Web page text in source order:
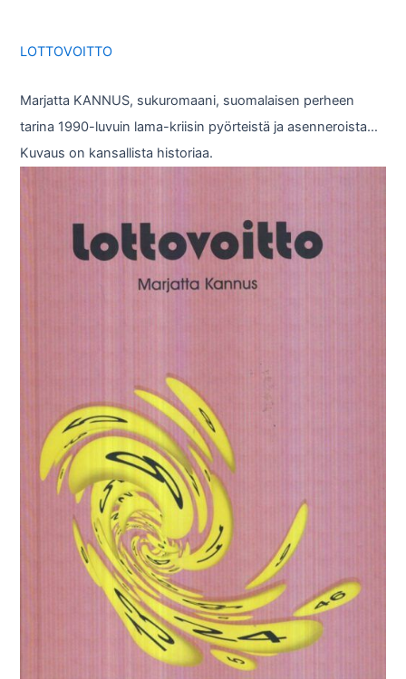
LOTTOVOITTO
Marjatta KANNUS, sukuromaani, suomalaisen perheen
tarina 1990-luvuin lama-kriisin pyörteistä ja asenneroista…
Kuvaus on kansallista historiaa.